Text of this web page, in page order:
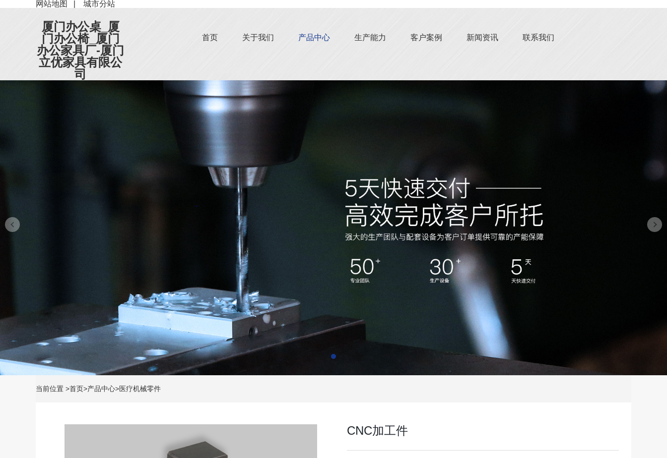
网站地图 城市分站
厦门办公桌_厦
门办公椅_厦门
办公家具厂-厦门
立优家具有限公
司
首页 关于我们 产品中心 生产能力 客户案例 新闻资讯 联系我们
当前位置 >首页>产品中心>医疗机械零件
CNC加工件